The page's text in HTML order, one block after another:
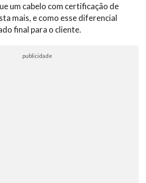
um cabelo com certificação de
mais, e como esse diferencial
final para o cliente.
publicidade